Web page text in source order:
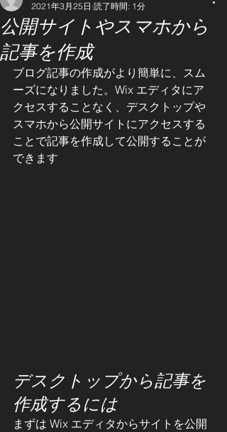
公開サイトやスマホから
記事を作成
2021年3月25日 読了時間: 1分
ブログ記事の作成がより簡単に、スム
ーズになりました。Wix エディタにア
クセスすることなく、デスクトップや
スマホから公開サイトにアクセスする
ことで記事を作成して公開することが
できます
デスクトップから記事を
作成するには
まずは Wix エディタからサイトを公開